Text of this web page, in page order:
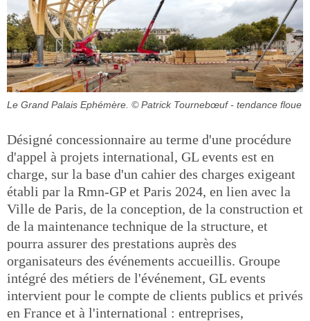
Le Grand Palais Ephémère. © Patrick Tournebœuf - tendance floue
Désigné concessionnaire au terme d'une procédure
d'appel à projets international, GL events est en
charge, sur la base d'un cahier des charges exigeant
établi par la Rmn-GP et Paris 2024, en lien avec la
Ville de Paris, de la conception, de la construction et
de la maintenance technique de la structure, et
pourra assurer des prestations auprès des
organisateurs des événements accueillis. Groupe
intégré des métiers de l'événement, GL events
intervient pour le compte de clients publics et privés
en France et à l'international : entreprises,